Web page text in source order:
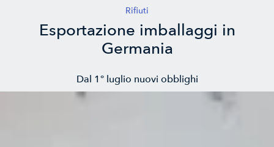
Rifiuti
Esportazione imballaggi in
Germania
Dal 1° luglio nuovi obblighi